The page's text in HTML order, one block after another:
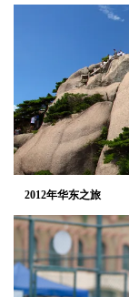
2012年华东之旅